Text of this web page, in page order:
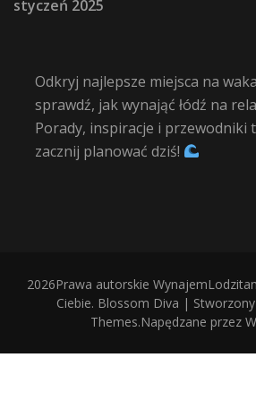
styczeń 2025
Odkryj najlepsze miejsca na
sprawdź, jak wynająć łódź na
Porady, inspiracje i przewodniki
zacznij planować dziś!
2026Prawa autorskie
Ciebie. Blossom Diva |
Themes.Napędzane przez